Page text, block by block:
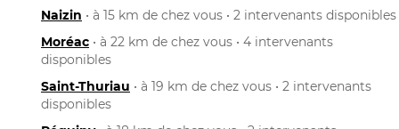
Naizin • à 15 km de chez vous • 2 intervenants disponibles
Moréac • à 22 km de chez vous • 4 intervenants
disponibles
Saint-Thuriau • à 19 km de chez vous • 2 intervenants
disponibles